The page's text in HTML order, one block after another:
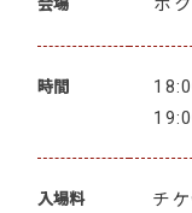
会場 ホ
時間
入場料 チ